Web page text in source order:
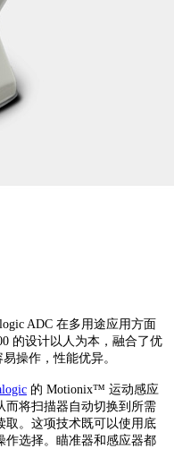
ADC 在多用途应用方面
的设计以人为本，融合了优
作，性能优异。
的 Motionix™ 运动感应
从而将扫描器自动切换到所需
。这项技术既可以使用底
作选择。瞄准器和感应器都